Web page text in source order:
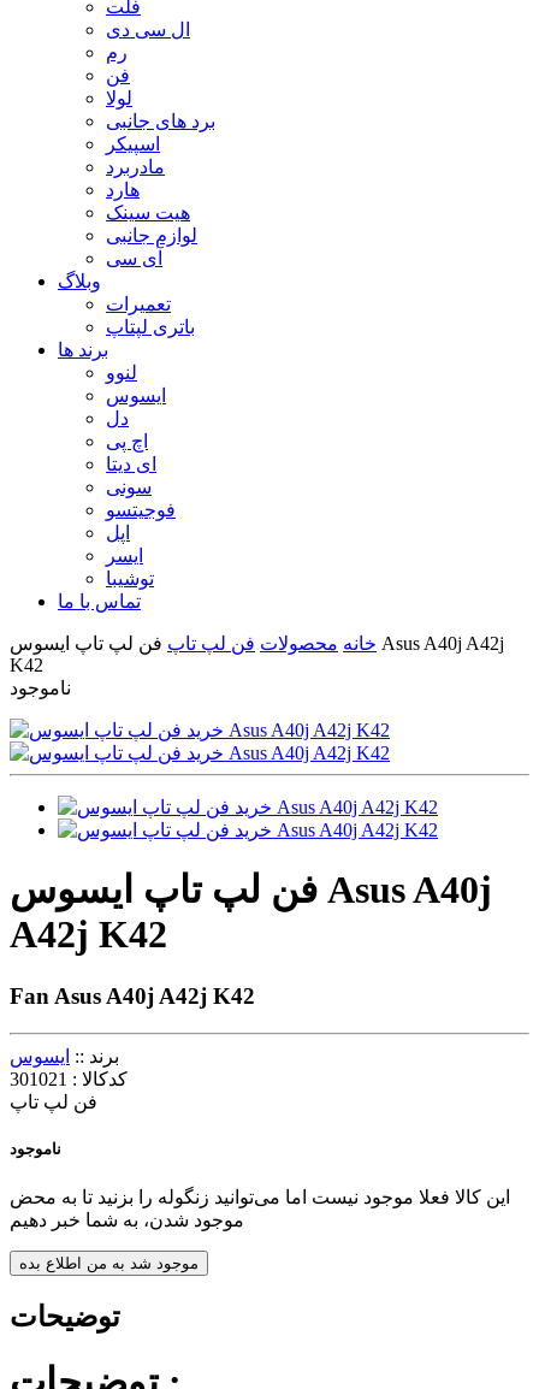
فلت
ال سی دی
رم
فن
لولا
برد های جانبی
اسپیکر
مادربرد
هارد
هیت سینک
لوازم جانبی
آی سی
وبلاگ
تعمیرات
باتری لپتاپ
برند ها
لنوو
ایسوس
دل
اچ پی
ای دیتا
سونی
فوجیتسو
اپل
ایسر
توشیبا
تماس با ما
خانه محصولات فن لپ تاپ فن لپ تاپ ايسوس Asus A40j A42j
K42
ناموجود
فن لپ تاپ ايسوس Asus A40j
A42j K42
Fan Asus A40j A42j K42
برند :: ایسوس
کدکالا : 301021
فن لپ تاپ
ناموجود
این کالا فعلا موجود نیست اما می‌توانید زنگوله را بزنید تا به محض
موجود شدن، به شما خبر دهیم
موجود شد به من اطلاع بده
توضیحات